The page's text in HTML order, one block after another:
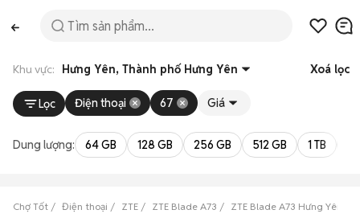
Khu vực: Hưng Yên, Thành phố Hưng Yên Xoá lọc
Lọc Điện thoại 67 Giá
Dung lượng: 64 GB 128 GB 256 GB 512 GB 1 TB
Chợ Tốt Điện thoại ZTE ZTE Blade A73 ZTE Blade A73 Hưng Yên